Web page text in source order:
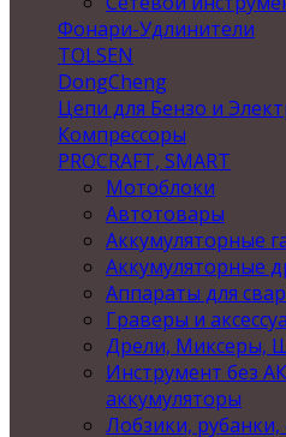
Фонари-Удлинители
TOLSEN
DongCheng
Цепи для Бензо и
Компрессоры
PROCRAFT, SMART
Мотоблоки
Автотовары
Аккумуляторные
Аккумуляторные
Аппараты для
Граверы и
Дрели, Миксеры,
Инструмент без
аккумуляторы
Лобзики,